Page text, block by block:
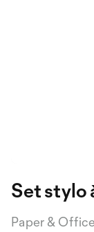
Set stylo
Paper & Office